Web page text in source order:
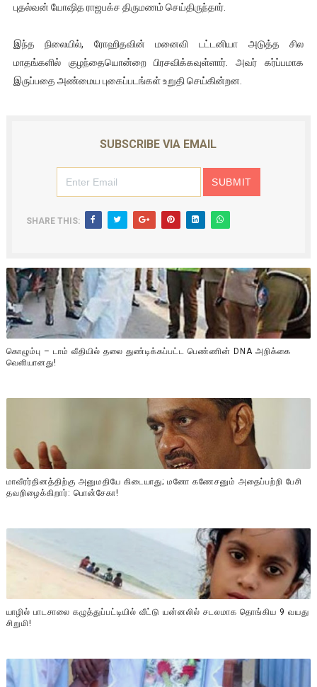
இளையராஜா – கமல் அவசர சந்திப்பு (படங்கள், விடியோ)
ஜனாதிபதி ஐக்கிய நாடுகளின் பொதுச் சபை கூட்டத்தில் இன்று
வலிமை தான் அஜித் திரைப்பயணத்திலே அதிக காலெக்ஷன் செய்த
புதல்வன் யோஷித ராஜபக்ச திருமணம் செய்திருந்தார்.
இந்த நிலையில், ரோஹிதவின் மனைவி டட்டனியா அடுத்த சில
மாதங்களில் குழந்தையொன்றை பிரசவிக்கவுள்ளார். அவர் கர்ப்பமாக
இருப்பதை அண்மைய புகைப்படங்கள் உறுதி செய்கின்றன.
SUBSCRIBE VIA EMAIL
SHARE THIS:
கொழும்பு – டாம் வீதியில் தலை துண்டிக்கப்பட்ட பெண்ணின் DNA அறிக்கை
வௌியானது!
மாவீரர்தினத்திற்கு அனுமதியே கிடையாது; மனோ கணேசனும் அதைப்பற்றி பேசி
தவறிழைக்கிறார்: பொன்சேகா!
யாழில் பாடசாலை கழுத்துப்பட்டியில் வீட்டு யன்னலில் சடலமாக தொங்கிய 9 வயது
சிறுமி!